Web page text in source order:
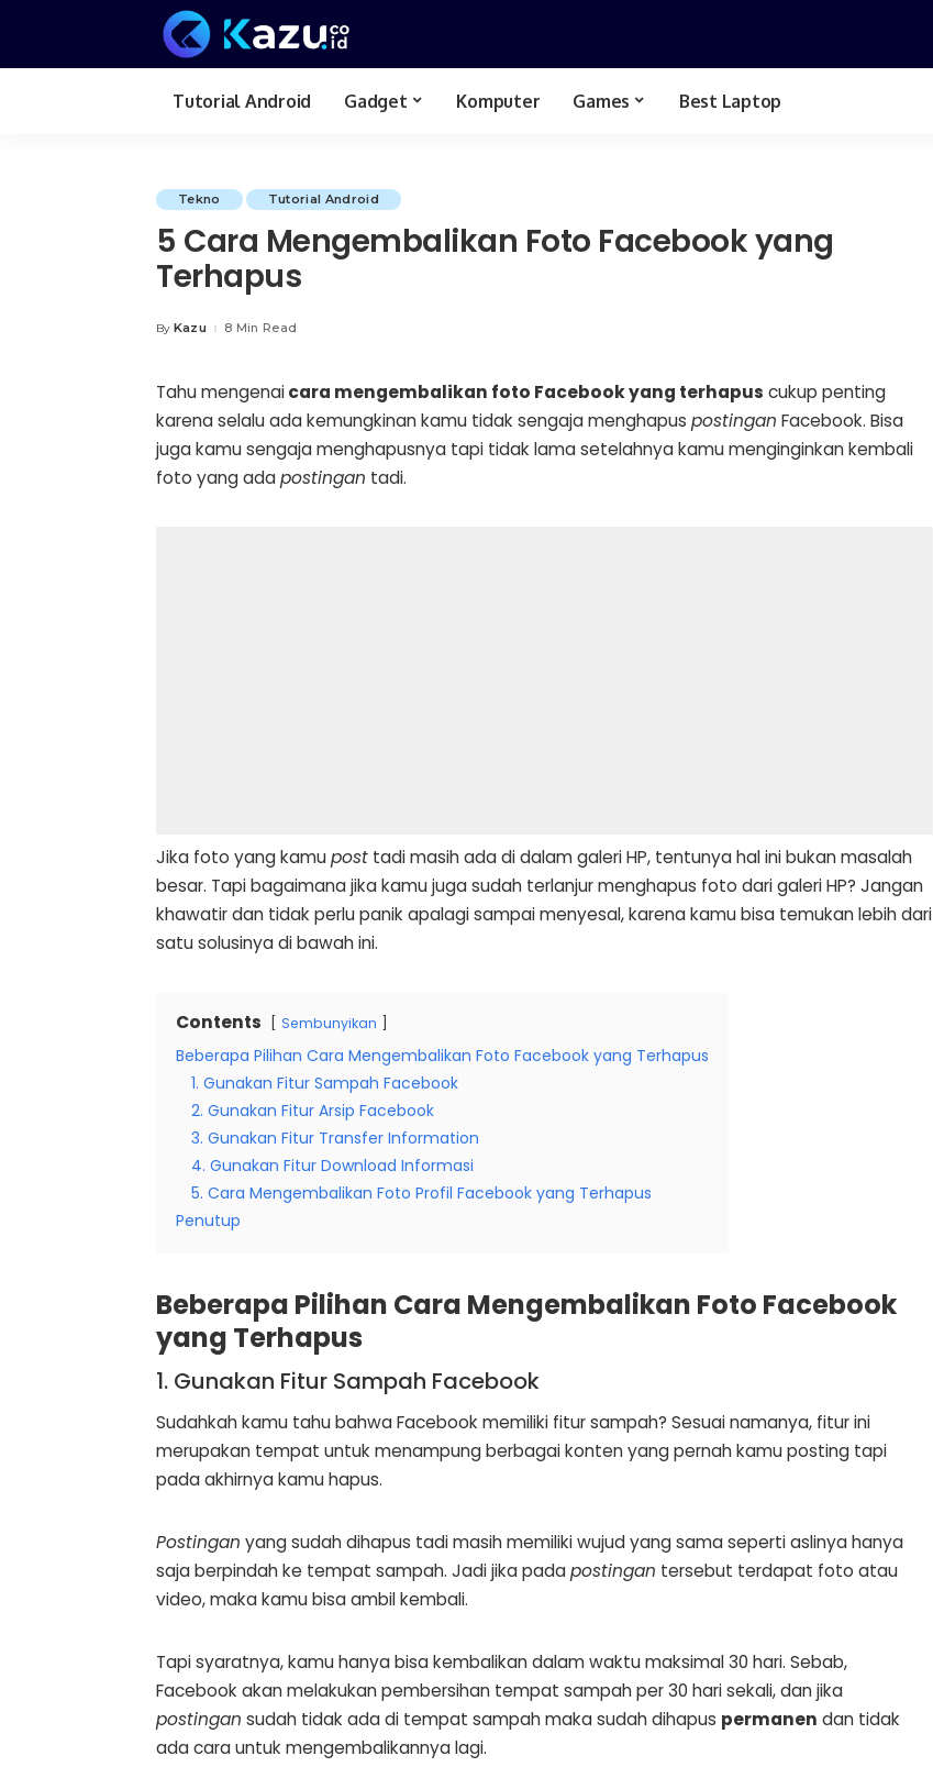
Tutorial Android Gadget Komputer Games Best Laptop
Tekno Tutorial Android
5 Cara Mengembalikan Foto Facebook yang
Terhapus
Posted
By Kazu 8 Min Read
Tahu mengenaicara mengembalikan foto Facebook yang terhapus cukup penting
karena selalu ada kemungkinan kamu tidak sengaja menghapus postingan Facebook. Bisa
juga kamu sengaja menghapusnya tapi tidak lama setelahnya kamu menginginkan kembali
foto yang adapostingan tadi.
Jika foto yang kamupost tadi masih ada di dalam galeri HP, tentunya hal ini bukan masalah
besar. Tapi bagaimana jika kamu juga sudah terlanjur menghapus foto dari galeri HP? Jangan
khawatir dan tidak perlu panik apalagi sampai menyesal, karena kamu bisa temukan lebih dari
satu solusinya di bawah ini.
Contents Sembunyikan
Beberapa Pilihan Cara Mengembalikan Foto Facebook yang Terhapus
1. Gunakan Fitur Sampah Facebook
2. Gunakan Fitur Arsip Facebook
3. Gunakan Fitur Transfer Information
4. Gunakan Fitur Download Informasi
5. Cara Mengembalikan Foto Profil Facebook yang Terhapus
Penutup
Beberapa Pilihan Cara Mengembalikan Foto Facebook
yang Terhapus
1. Gunakan Fitur Sampah Facebook
Sudahkah kamu tahu bahwa Facebook memiliki fitur sampah? Sesuai namanya, fitur ini
merupakan tempat untuk menampung berbagai konten yang pernah kamu posting tapi
pada akhirnya kamu hapus.
Postingan yang sudah dihapus tadi masih memiliki wujud yang sama seperti aslinya hanya
saja berpindah ke tempat sampah. Jadi jika padapostingan tersebut terdapat foto atau
video, maka kamu bisa ambil kembali.
Tapi syaratnya, kamu hanya bisa kembalikan dalam waktu maksimal 30 hari. Sebab,
Facebook akan melakukan pembersihan tempat sampah per 30 hari sekali, dan jika
postingan sudah tidak ada di tempat sampah maka sudah dihapus permanen dan tidak
ada cara untuk mengembalikannya lagi.